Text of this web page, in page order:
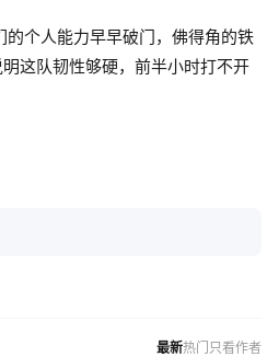
个人能力早早破门，佛得角的铁
这队韧性够硬，前半小时打不开
最新热门 只看作者